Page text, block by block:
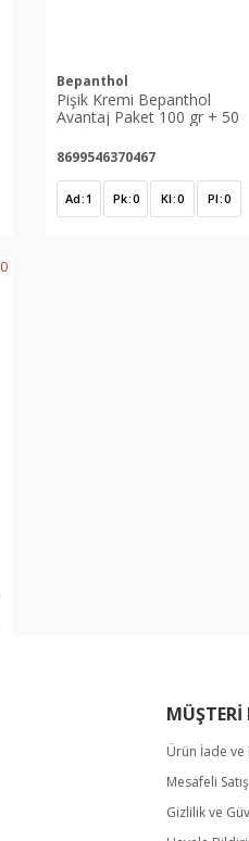
Bepanthol
Pişik Kremi Bepanthol
Avantaj Paket 100 gr + 50
8699546370467
Ad 1 Pk 0 Kl 0 Pl 0
MÜŞTERİ
Ürün İade ve
Mesafeli
Gizlilik ve